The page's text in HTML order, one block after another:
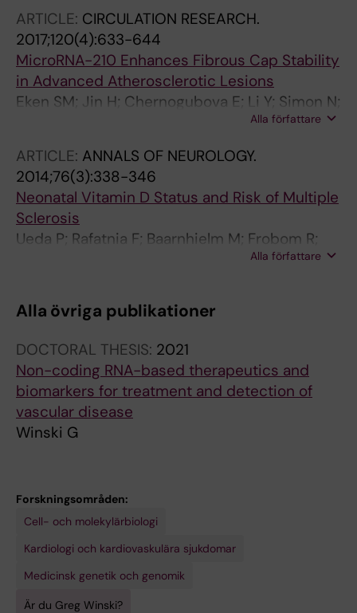
Hegenloh R; Matic LP; Jagodic M; Ehrenborg E;
Pelisek J; Eckstein H-H; Hedin U; Backlund A;
Maegdefessel L
ARTICLE: CIRCULATION RESEARCH.
2017;120(4):633-644
MicroRNA-210 Enhances Fibrous Cap Stability
in Advanced Atherosclerotic Lesions
Eken SM; Jin H; Chernogubova E; Li Y; Simon N;
Sun C; Korzunowicz G; Busch A; Backlund A;
HH; Pelisek J; Eriksson P; Diez MG; Matic LP;
Schellinger IN; Raaz U; Leeper NJ; Hansson GK;
Paulsson-Berne G; Hedin U; Maegdefessel L
Alla författare
ARTICLE: ANNALS OF NEUROLOGY.
2014;76(3):338-346
Neonatal Vitamin D Status and Risk of Multiple
Sclerosis
Ueda P; Rafatnia F; Baarnhielm M; Frobom R;
Korzunowicz G; Lonnerbro R; Hedstrom AK;
Alla författare
Alla övriga publikationer
DOCTORAL THESIS: 2021
Non-coding RNA-based therapeutics and
biomarkers for treatment and detection of
vascular disease
Winski G
Forskningsområden:
Cell- och molekylärbiologi
Kardiologi och kardiovaskulära sjukdomar
Medicinsk genetik och genomik
Är du Greg Winski?